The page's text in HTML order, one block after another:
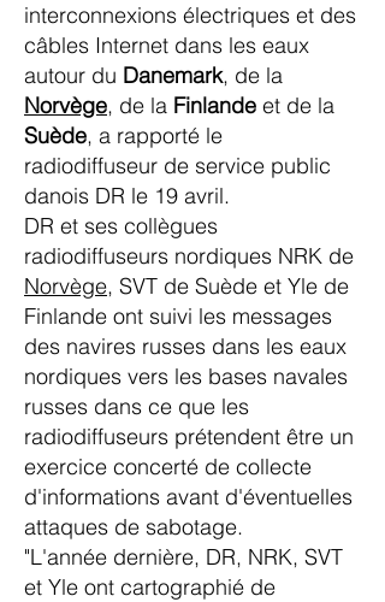
interconnexions électriques et des
câbles Internet dans les eaux
autour du Danemark, de la
Norvège, de la Finlande et de la
Suède, a rapporté le
radiodiffuseur de service public
danois DR le 19 avril.
DR et ses collègues
radiodiffuseurs nordiques NRK de
Norvège, SVT de Suède et Yle de
Finlande ont suivi les messages
des navires russes dans les eaux
nordiques vers les bases navales
russes dans ce que les
radiodiffuseurs prétendent être un
exercice concerté de collecte
d'informations avant d'éventuelles
attaques de sabotage.
"L'année dernière, DR, NRK, SVT
et Yle ont cartographié de